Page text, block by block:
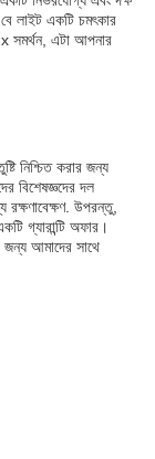
লাইট একটি চমৎকার
সমর্থন, এটা আপনার
নিশ্চিত করার জন্য
বিশেষজ্ঞদের দল
উপরন্তু,
গ্যারান্টি অফার।
আমাদের সাথে